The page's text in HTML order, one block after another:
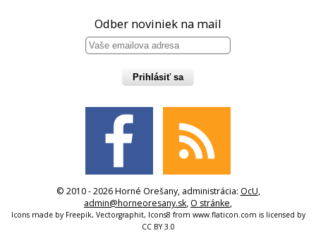
Odber noviniek na mail
Prihlásiť sa
© 2010 - 2026 Horné Orešany, administrácia: OcU,
admin@horneoresany.sk, O stránke,
Icons made by Freepik, Vectorgraphit, Icons8 from www.flaticon.com is licensed by
CC BY 3.0